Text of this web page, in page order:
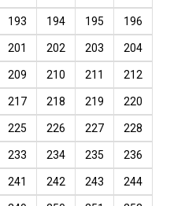
193 194 195 196
201 202 203 204
209 210 211 212
217 218 219 220
225 226 227 228
233 234 235 236
241 242 243 244